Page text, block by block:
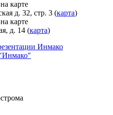
д. 32, стр. 3 (карта)
д. 14 (карта)